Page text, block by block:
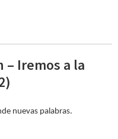
– Iremos a la
nuevas palabras.